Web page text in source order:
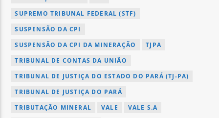
SUPREMO TRIBUNAL FEDERAL (STF)
SUSPENSÃO DA CPI
SUSPENSÃO DA CPI DA MINERAÇÃO
TJPA
TRIBUNAL DE CONTAS DA UNIÃO
TRIBUNAL DE JUSTIÇA DO ESTADO DO PARÁ (TJ-PA)
TRIBUNAL DE JUSTIÇA DO PARÁ
TRIBUTAÇÃO MINERAL
VALE
VALE S.A